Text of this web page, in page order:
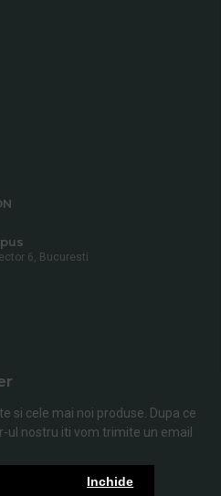
Inchide
6, Bucuresti
si cele mai noi produse. Dupa ce
ul nostru iti vom trimite un email
Abonare